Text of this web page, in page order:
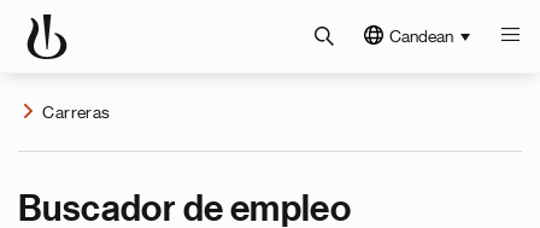
Candean
Carreras
Buscador de empleo